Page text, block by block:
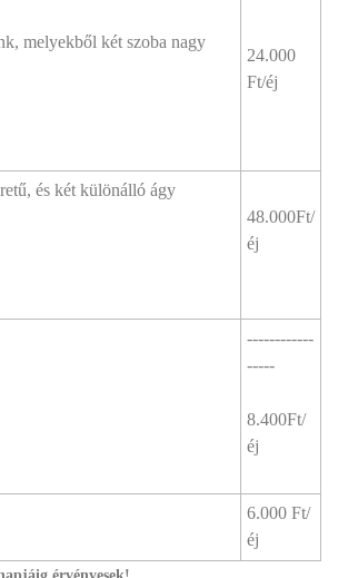
melyekből két szoba nagy
24.000
Ft/éj
és két különálló ágy
48.000Ft/
éj
------------
-----
8.400Ft/
éj
6.000 Ft/
éj